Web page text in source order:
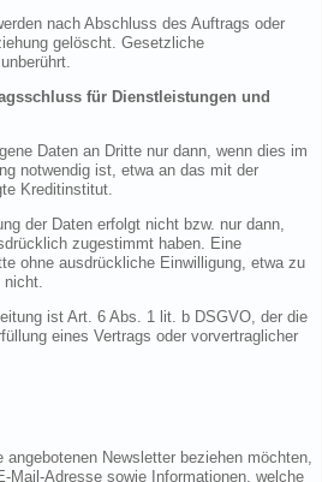
nach Abschluss des Auftrags oder
gelöscht. Gesetzliche
für Dienstleistungen und
Daten an Dritte nur dann, wenn dies im
notwendig ist, etwa an das mit der
Kreditinstitut.
der Daten erfolgt nicht bzw. nur dann,
zugestimmt haben. Eine
ohne ausdrückliche Einwilligung, etwa zu
nicht.
ist Art. 6 Abs. 1 lit. b DSGVO, der die
eines Vertrags oder vorvertraglicher
Newsletter beziehen möchten,
Mail-Adresse sowie Informationen, welche